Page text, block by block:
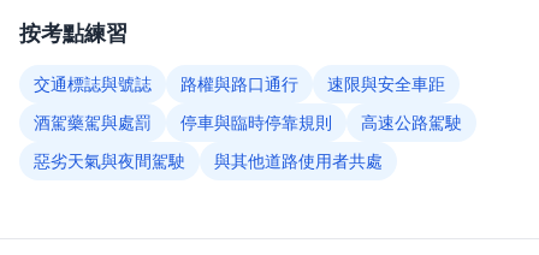
按考點練習
交通標誌與號誌 路權與路口通行
速限與安全車距
酒駕藥駕與處罰
停車與臨時停靠規則
高速公路駕駛
惡劣天氣與夜間駕駛
與其他道路使用者共處